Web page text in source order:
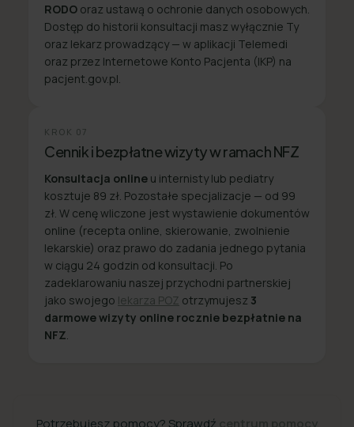
RODO oraz ustawą o ochronie danych osobowych.
Dostęp do historii konsultacji masz wyłącznie Ty
oraz lekarz prowadzący — w aplikacji Telemedi
oraz przez Internetowe Konto Pacjenta (IKP) na
pacjent.gov.pl.
KROK 07
Cennik i bezpłatne wizyty w ramach NFZ
Konsultacja online u internisty lub pediatry
kosztuje 89 zł. Pozostałe specjalizacje — od 99
zł. W cenę wliczone jest wystawienie dokumentów
online (recepta online, skierowanie, zwolnienie
lekarskie) oraz prawo do zadania jednego pytania
w ciągu 24 godzin od konsultacji. Po
zadeklarowaniu naszej przychodni partnerskiej
jako swojego lekarza POZ otrzymujesz 3
darmowe wizyty online rocznie bezpłatnie na
NFZ
Potrzebujesz pomocy? Sprawdź centrum pomocy